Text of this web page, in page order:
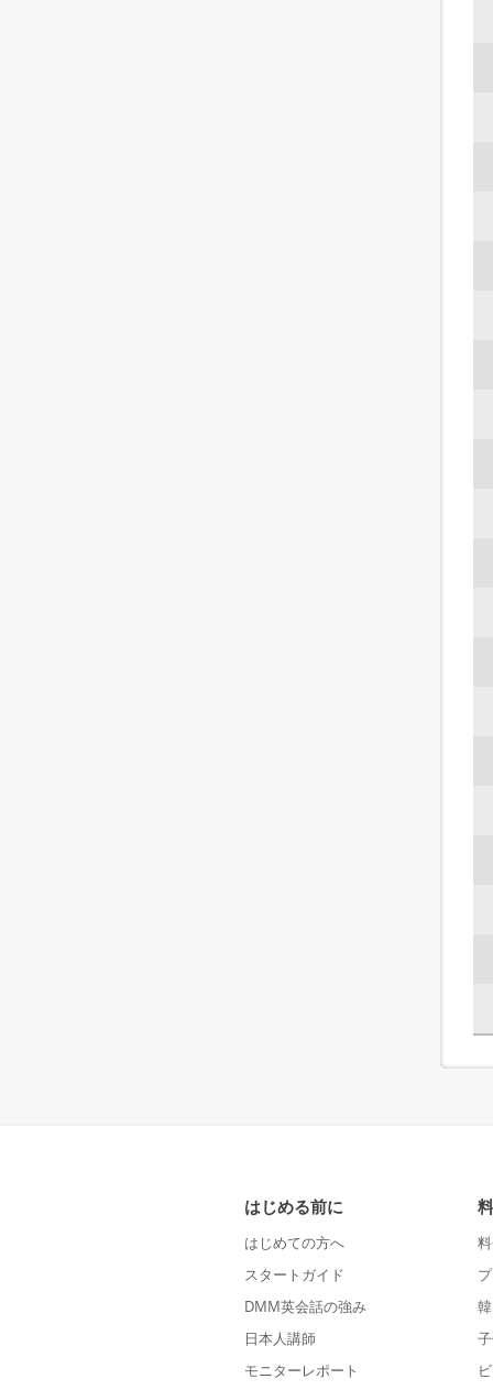
はじめる前に
はじめての方へ
スタートガイド
DMM英会話の強み
日本人講師
モニターレポート